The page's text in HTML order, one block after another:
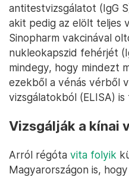
antitestvizsgálatot (IgG
akit pedig az elölt teljes
Sinopharm vakcinával
nukleokapszid fehérjét
mindegy, hogy mindezt
ezekből a vénás vérből
vizsgálatokból (ELISA)
Vizsgálják a kínai
Arról régóta vita folyik
Magyarországon is,